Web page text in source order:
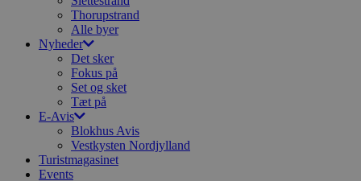
Thorupstrand
Alle byer
Nyheder
Det sker
Fokus på
Set og sket
Tæt på
E-Avis
Blokhus Avis
Vestkysten Nordjylland
Turistmagasinet
Events